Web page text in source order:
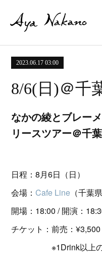
2023.06.17 03:00
8/6(日)＠千
なかの綾とブレー
リースツアー＠千
日程：8月6日（日）
会場： Cafe Line （千葉
開場：18:00 / 開演：
チケット：前売：¥3,500
※1Drink以上のご